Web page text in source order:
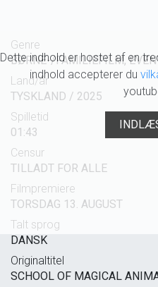
Dette indhold er hostet af en
indhold accepterer du
Genre
BØRNE-/FAMILIEFILM,
Land/år
TYSKLAND / 2025
Spilletid
01:43
Censur
TILLADT FOR ALLE
Filmpremiere
TORSDAG 13. AUGUST
Talt sprog
DANSK
Originaltitel
SCHOOL OF MAGICAL